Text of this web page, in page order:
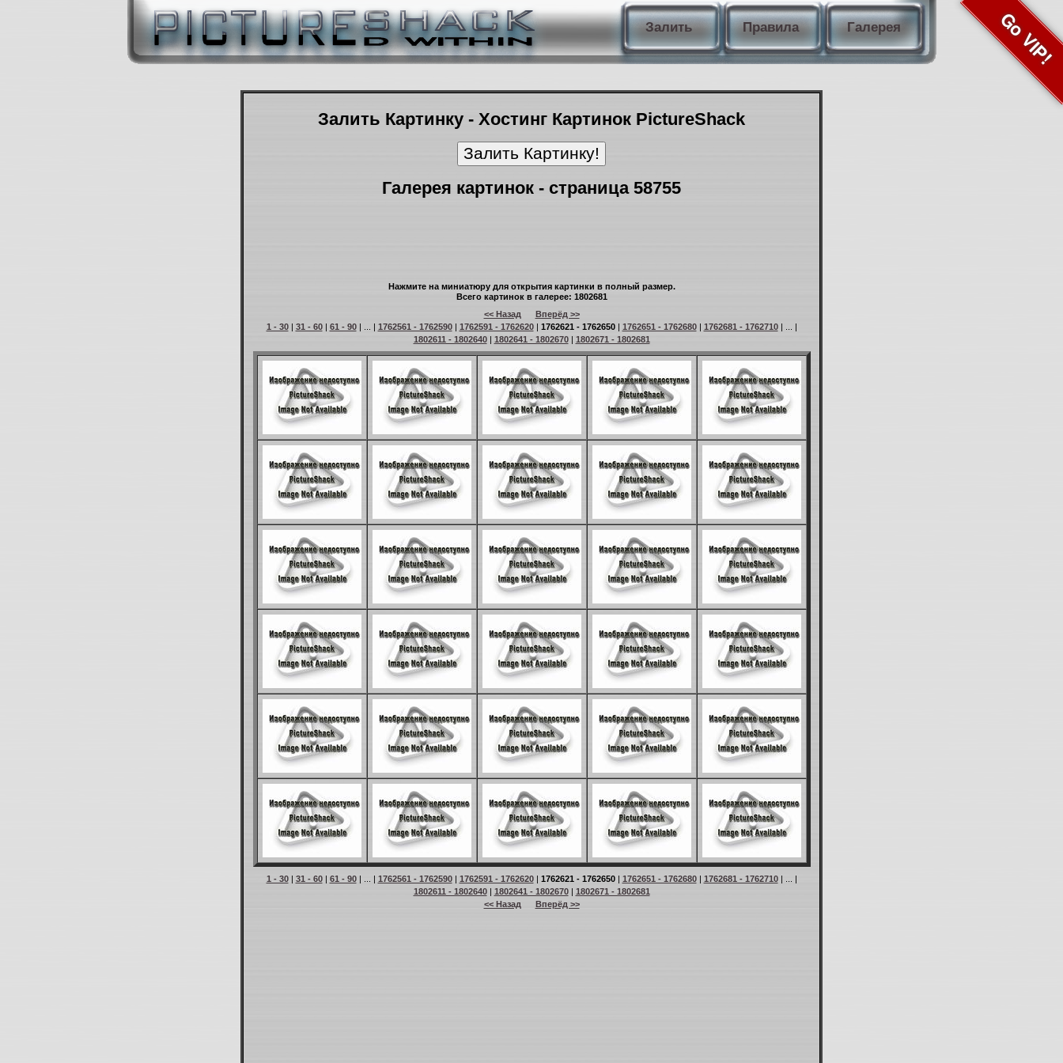
Залить Правила Галерея Go VIP!
Залить Картинку - Хостинг Картинок PictureShack
Галерея картинок - страница 58755
Нажмите на миниатюру для открытия картинки в полный размер.
Всего картинок в галерее: 1802681
<< Назад
Вперёд >>
1 - 30| 31 - 60| 61 - 90| ... | 1762561 - 1762590| 1762591 - 1762620| 1762621 - 1762650| 1762651 - 1762680| 1762681 - 1762710| ... |
1802611 - 1802640| 1802641 - 1802670| 1802671 - 1802681
1 - 30| 31 - 60| 61 - 90| ... | 1762561 - 1762590| 1762591 - 1762620| 1762621 - 1762650| 1762651 - 1762680| 1762681 - 1762710| ... |
1802611 - 1802640| 1802641 - 1802670| 1802671 - 1802681
<< Назад
Вперёд >>